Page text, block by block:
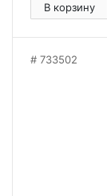
В корзину
733502